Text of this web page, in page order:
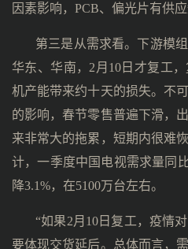
因素影响，PCB、偏光片有供应
第三是从需求看。下游模
华东、华南，2月10日才复工
机产能带来约十天的损失。不
的影响，春节零售普遍下滑，
来非常大的拖累，短期内很难
计，一季度中国电视需求量同
降3.1%，在5100万台左右。
“如果2月10日复工，疫情
要体现交货延后。总体而言，